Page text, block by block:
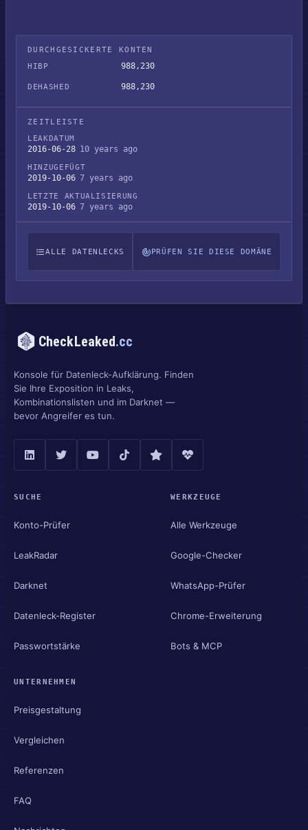
DURCHGESICKERTE KONTEN
HIBP
988,230
DEHASHED 988,230
ZEITLEISTE
LEAKDATUM
2016-06-28 10 years ago
HINZUGEFÜGT
2019-10-06 7 years ago
LETZTE AKTUALISIERUNG
2019-10-06 7 years ago
ALLE DATENLECKS PRÜFEN SIE DIESE DOMÄNE
CheckLeaked.cc
Konsole für Datenleck-Aufklärung. Finden
Sie Ihre Exposition in Leaks,
Kombinationslisten und im Darknet —
bevor Angreifer es tun.
SUCHE
Konto-Prüfer
LeakRadar
Darknet
Datenleck-Register
Passwortstärke
WERKZEUGE
Alle Werkzeuge
Google-Checker
WhatsApp-Prüfer
Chrome-Erweiterung
Bots & MCP
UNTERNEHMEN
Preisgestaltung
Vergleichen
Referenzen
FAQ